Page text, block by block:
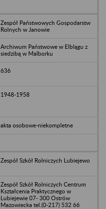
Zespół Państwowych Gospodarstw
Rolnych w Janowie
Archiwum Państwowe w Elblągu z
siedzibą w Malborku
636
1948-1958
akta osobowe-niekompletne
Zespół Szkół Rolniczych Lubiejewo
Zespół Szkół Rolniczych Centrum
Kształcenia Praktycznego w
Lubiejewie 07- 300 Ostrów
Mazowiecka tel.(0-217) 532 66